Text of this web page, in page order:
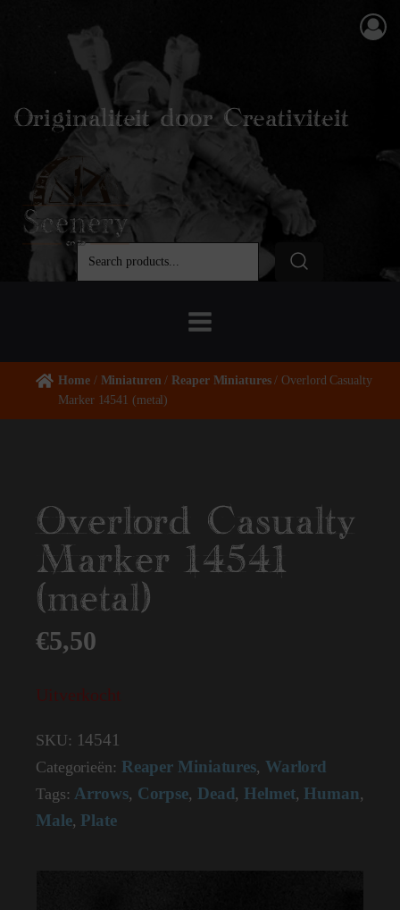
Originaliteit door Creativiteit
Home/ Miniaturen /Reaper Miniatures/ Overlord Casualty
Marker 14541 (metal)
Overlord Casualty
Marker 14541
(metal)
€5,50
Uitverkocht
SKU: 14541
Categorieën: Reaper Miniatures, Warlord
Tags:Arrows, Corpse, Dead, Helmet, Human,
Male, Plate